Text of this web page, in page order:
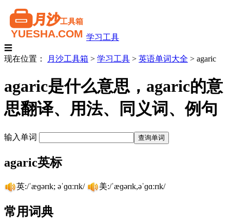
学习工具
☰
现在位置：
月沙工具箱 > 学习工具 > 英语单词大全 > agaric
agaric是什么意思，agaric的意
思翻译、用法、同义词、例句
输入单词
agaric英标
英:/ˈæɡərɪk; əˈɡɑːrɪk/ 美:/ˈæɡərɪk,əˈɡɑːrɪk/
常用词典